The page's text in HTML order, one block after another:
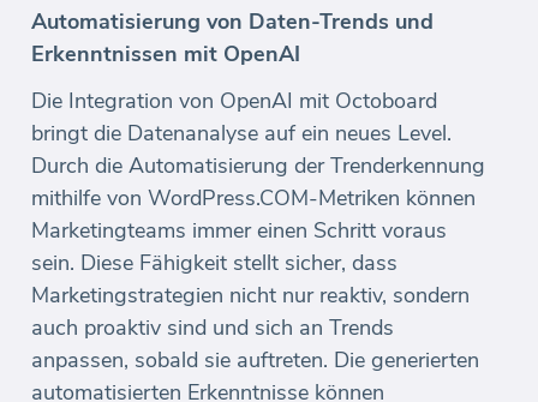
Automatisierung von Daten-Trends und
Erkenntnissen mit OpenAI
Die Integration von OpenAI mit Octoboard
bringt die Datenanalyse auf ein neues Level.
Durch die Automatisierung der Trenderkennung
mithilfe von WordPress.COM-Metriken können
Marketingteams immer einen Schritt voraus
sein. Diese Fähigkeit stellt sicher, dass
Marketingstrategien nicht nur reaktiv, sondern
auch proaktiv sind und sich an Trends
anpassen, sobald sie auftreten. Die generierten
automatisierten Erkenntnisse können